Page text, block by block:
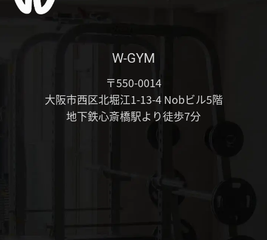
W-GYM
〒550-0014
大阪市西区北堀江1-13-4 Nobビル5階
地下鉄心斎橋駅より徒歩7分